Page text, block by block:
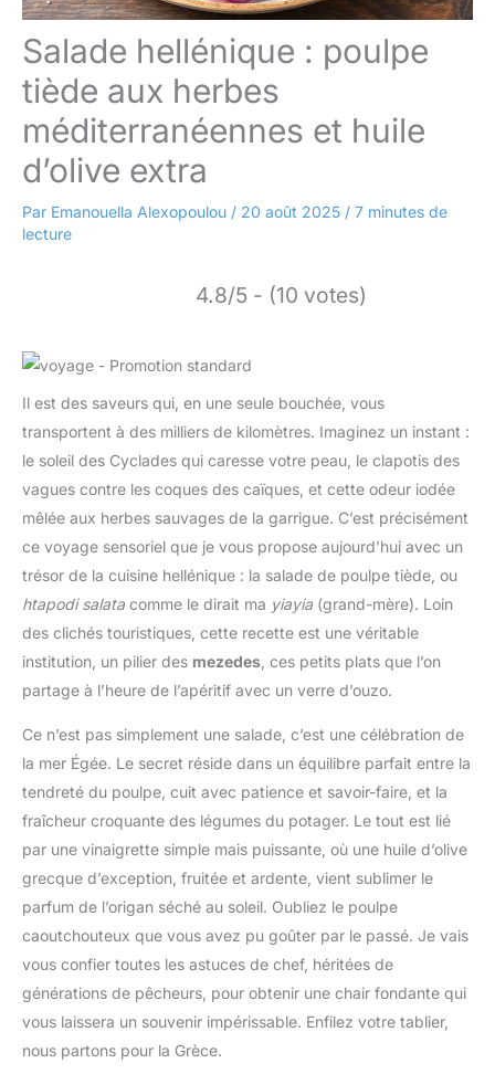
Salade hellénique : poulpe
tiède aux herbes
méditerranéennes et huile
d’olive extra
Par Emanouella Alexopoulou / 20 août 2025 / 7 minutes de
lecture
4.8/5 - (10 votes)
Il est des saveurs qui, en une seule bouchée, vous
transportent à des milliers de kilomètres. Imaginez un instant :
le soleil des Cyclades qui caresse votre peau, le clapotis des
vagues contre les coques des caïques, et cette odeur iodée
mêlée aux herbes sauvages de la garrigue. C’est précisément
ce voyage sensoriel que je vous propose aujourd’hui avec un
trésor de la cuisine hellénique : la salade de poulpe tiède, ou
htapodi salata comme le dirait ma yiayia (grand-mère). Loin
des clichés touristiques, cette recette est une véritable
institution, un pilier des mezedes, ces petits plats que l’on
partage à l’heure de l’apéritif avec un verre d’ouzo.
Ce n’est pas simplement une salade, c’est une célébration de
la mer Égée. Le secret réside dans un équilibre parfait entre la
tendreté du poulpe, cuit avec patience et savoir-faire, et la
fraîcheur croquante des légumes du potager. Le tout est lié
par une vinaigrette simple mais puissante, où une huile d’olive
grecque d’exception, fruitée et ardente, vient sublimer le
parfum de l’origan séché au soleil. Oubliez le poulpe
caoutchouteux que vous avez pu goûter par le passé. Je vais
vous confier toutes les astuces de chef, héritées de
générations de pêcheurs, pour obtenir une chair fondante qui
vous laissera un souvenir impérissable. Enfilez votre tablier,
nous partons pour la Grèce.